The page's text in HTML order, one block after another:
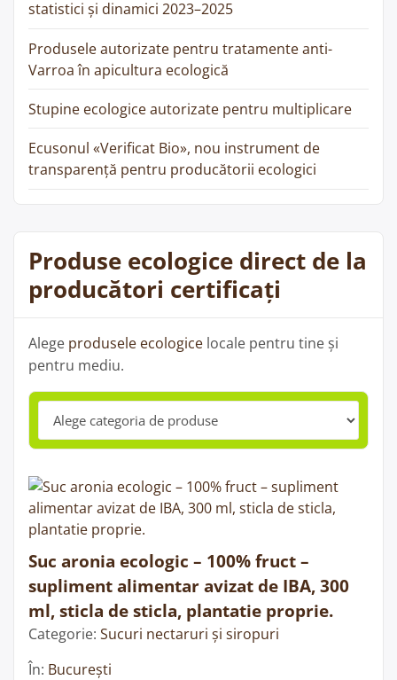
statistici și dinamici 2023–2025
Produsele autorizate pentru tratamente anti-
Varroa în apicultura ecologică
Stupine ecologice autorizate pentru multiplicare
Ecusonul «Verificat Bio», nou instrument de
transparență pentru producătorii ecologici
Produse ecologice direct de la
producători certificați
Alege produsele ecologice locale pentru tine și
pentru mediu.
Suc aronia ecologic – 100% fruct –
supliment alimentar avizat de IBA, 300
ml, sticla de sticla, plantatie proprie.
Categorie: Sucuri nectaruri și siropuri
În: București